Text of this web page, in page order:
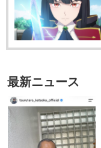
最新ニュース